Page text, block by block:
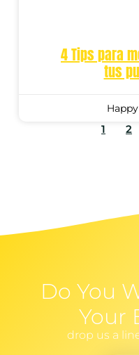
4 Tips para
tus
Happy
1 2
Do You
Your
drop us a